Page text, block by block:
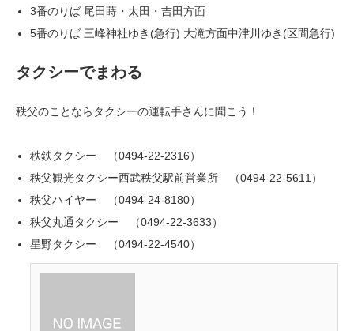
3番のりば 尾田蒔・太田・吉田方面
5番のりば 三峰神社ゆき(急行) 大滝方面中津川ゆき(区間急行)
タクシーでまわる
秩父のことならタクシーの運転手さんに聞こう！
秩鉄タクシー （0494-22-2316）
秩父観光タクシー西武秩父駅前営業所 （0494-22-5611）
秩父ハイヤー （0494-24-8180）
秩父丸通タクシー （0494-22-3633）
星野タクシー （0494-22-4540）